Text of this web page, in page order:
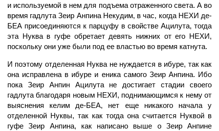
и используемой в нем для подъема отраженного света. А во
время гадлута Зеир Анпина Некудим, в час, когда НЕХИ де-
БЕА присоединяются к парцуфу в свойстве Ацилута, тогда
эта Нуква в гуфе обретает девять нижних от его НЕХИ,
поскольку они уже были под ее властью во время катнута.
И поэтому отделенная Нуква не нуждается в ибуре, так как
она исправлена в ибуре и еника самого Зеир Анпина. Ибо
пока Зеир Анпин Ацилута не достигает стадии своего
гадлута благодаря новым НЕХИ, поднимающимся к нему от
выяснения келим де-БЕА, нет еще никакого начала у
отделенной Нуквы, так как тогда она считается Нуквой в
гуфе Зеир Анпина, как написано выше о Зеир Анпине